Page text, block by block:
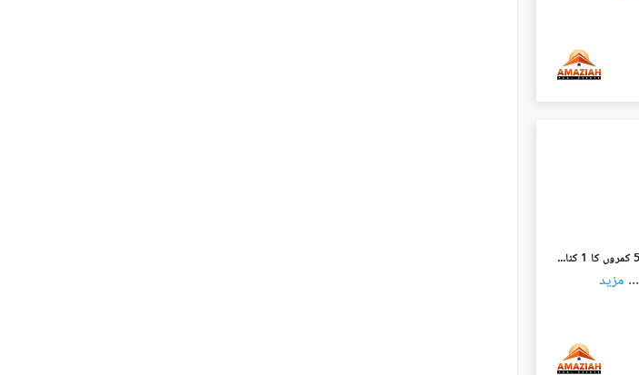
بحریہ ٹاؤن فیز 2 بحریہ ٹاؤن راولپنڈی,راولپنڈی میں 5 کمروں کا 1 کنال مکان 14.45 کروڑ میں برائے فروخت۔
... مزید